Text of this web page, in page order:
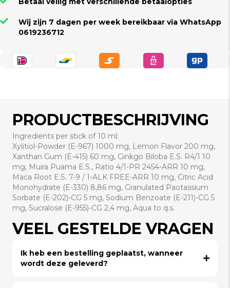
Wij zijn 7 dagen per week bereikbaar via WhatsApp
0619236712
PRODUCTBESCHRIJVING
Ingredients per stick of 10 ml:
Xylitiol-Powder (E-967) 1000 mg, Lemon Flavor 200 mg,
Xanthan Gum (E-415) 60 mg, Ginkgo Biloba E.S. R4/1 10
mg, Muira Puama E.S., Ratio 4/1-PR 2454-ARR 10 mg,
Maca Root E.S. 7-9 / 1-ALK FREE-ARR 10 mg, Citric Acid
Monohydrate (E-330) 8,86 mg, Granulated Paotassium
Sorbate (E-202)-CG 5 mg, Sodium Benzoate (E-211)-CG 5
mg, Sucralose (E-955)-CG 2,4 mg, Aqua to q.s.
VEEL GESTELDE VRAGEN
Ik heb een bestelling geplaatst, wanneer
wordt deze geleverd?